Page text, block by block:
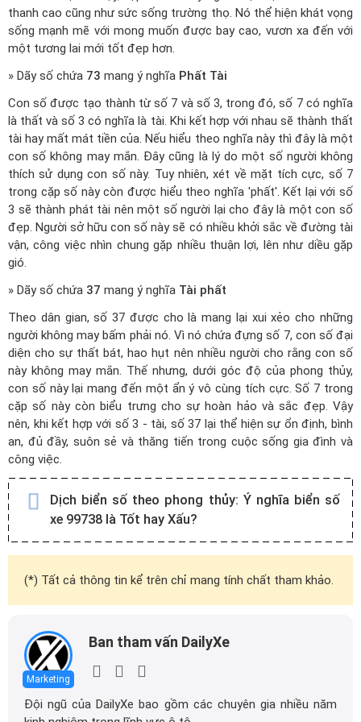
thanh cao cũng như sức sống trường thọ. Nó thể hiện khát vọng
sống mạnh mẽ với mong muốn được bay cao, vươn xa đến với
một tương lai mới tốt đẹp hơn.
» Dãy số chứa 73 mang ý nghĩa Phất Tài
Con số được tạo thành từ số 7 và số 3, trong đó, số 7 có nghĩa
là thất và số 3 có nghĩa là tài. Khi kết hợp với nhau sẽ thành thất
tài hay mất mát tiền của. Nếu hiểu theo nghĩa này thì đây là một
con số không may mắn. Đây cũng là lý do một số người không
thích sử dụng con số này. Tuy nhiên, xét về mặt tích cực, số 7
trong cặp số này còn được hiểu theo nghĩa 'phất'. Kết lại với số
3 sẽ thành phát tài nên một số người lại cho đây là một con số
đẹp. Người sở hữu con số này sẽ có nhiều khởi sắc về đường tài
vận, công việc nhìn chung gặp nhiều thuận lợi, lên như diều gặp
gió.
» Dãy số chứa 37 mang ý nghĩa Tài phất
Theo dân gian, số 37 được cho là mang lại xui xẻo cho những
người không may bấm phải nó. Vì nó chứa đựng số 7, con số đại
diện cho sự thất bát, hao hụt nên nhiều người cho rằng con số
này không may mắn. Thế nhưng, dưới góc độ của phong thủy,
con số này lại mang đến một ẩn ý vô cùng tích cực. Số 7 trong
cặp số này còn biểu trưng cho sự hoàn hảo và sắc đẹp. Vậy
nên, khi kết hợp với số 3 - tài, số 37 lại thể hiện sự ổn định, bình
an, đủ đầy, suôn sẻ và thăng tiến trong cuộc sống gia đình và
công việc.
Dịch biển số theo phong thủy: Ý nghĩa biển số
xe 99738 là Tốt hay Xấu?
(*) Tất cả thông tin kể trên chỉ mang tính chất tham khảo.
Marketing
Ban tham vấn DailyXe
Đội ngũ của DailyXe bao gồm các chuyên gia nhiều năm